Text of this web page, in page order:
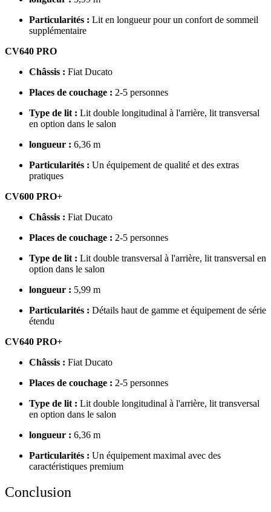
Particularités : Lit en longueur pour un confort de sommeil
supplémentaire
CV640 PRO
Châssis : Fiat Ducato
Places de couchage : 2-5 personnes
Type de lit : Lit double longitudinal à l'arrière, lit transversal
en option dans le salon
longueur : 6,36 m
Particularités : Un équipement de qualité et des extras
pratiques
CV600 PRO+
Châssis : Fiat Ducato
Places de couchage : 2-5 personnes
Type de lit : Lit double transversal à l'arrière, lit transversal en
option dans le salon
longueur : 5,99 m
Particularités : Détails haut de gamme et équipement de série
étendu
CV640 PRO+
Châssis : Fiat Ducato
Places de couchage : 2-5 personnes
Type de lit : Lit double longitudinal à l'arrière, lit transversal
en option dans le salon
longueur : 6,36 m
Particularités : Un équipement maximal avec des
caractéristiques premium
Conclusion